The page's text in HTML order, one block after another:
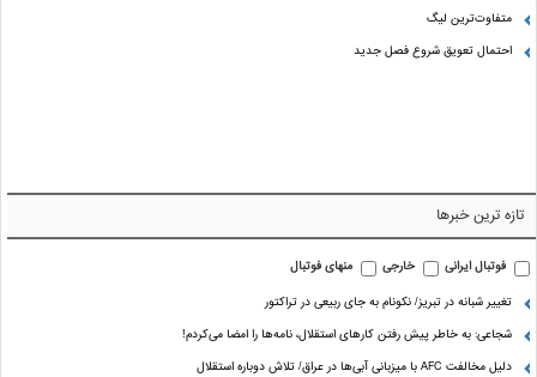
متفاوت‌ترین لیگ
احتمال تعویق شروع فصل جدید
تازه ترین خبرها
فوتبال ایرانی خارجی
منهای فوتبال
تغییر شبانه در تبریز/ نکونام به جای ربیعی در تراکتور
شجاعی: به خاطر پیش رفتن کارهای استقلال، نامه‌ها را امضا می‌کردم!
دلیل مخالفت AFC با میزبانی آبی‌ها در عراق/ تلاش دوباره استقلال